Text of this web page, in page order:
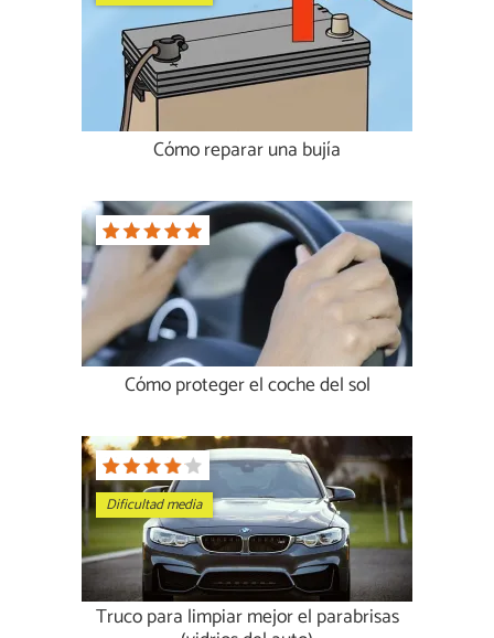
Cómo reparar una bujía
Cómo proteger el coche del sol
Dificultad media
Truco para limpiar mejor el parabrisas